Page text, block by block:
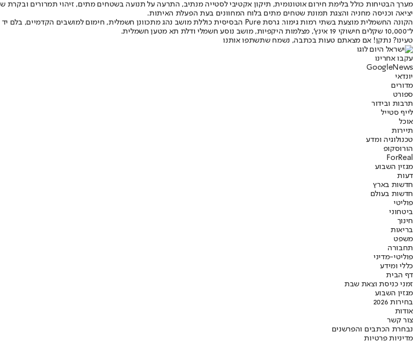
מערך הבטיחות כולל בלימת חירום אוטונומית, תיקון אקטיבי לסטייה מנתיב, התרעה על תנועה בשטחים מתים, זיהוי תמרורים
יציאה וכניסה מחניה והצגת תמונת שטחים מתים בלוח המחוונים בעת הפעלת האיתות.
ל־10,000 שקלים חישוקי 19 אינץ’, מצלמות היקפיות, מושב נוסע חשמלי ודלת תא מטען חשמלית.
טעינו? נתקן! אם מצאתם טעות בכתבה, נשמח שתשתפו אותנו
עקבו אחרינו
Googl eNews
יונדאי
מדורים
ספורט
תרבות ובידור
לייף סטייל
אוכל
תיירות
טכנולוגיה ומדע
הורוסקופ
ForReal
מגזין השבוע
דעות
חדשות בארץ
חדשות בעולם
פוליטי
ביטחוני
חינוך
בריאות
משפט
תחבורה
פוליטי-מדיני
כללי ומידע
דף הבית
זמני כניסת וצאת שבת
מגזין השבוע
בחירות 2026
אודות
צור קשר
נבחרת הכתבים והפרשנים
מדיניות פרטיות